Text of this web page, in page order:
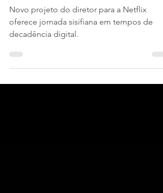
dissecando o Frankenstein de
Del Toro
Novo projeto do diretor para a Netflix
oferece jornada sisifiana em tempos de
decadência digital.